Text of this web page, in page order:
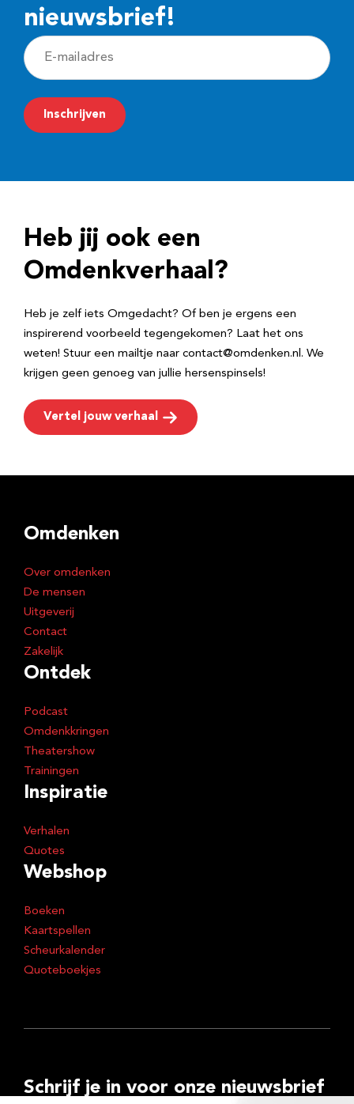
nieuwsbrief!
E
-
m
a
r
e
Inschrijven
Heb jij ook een
Omdenkverhaal?
Heb je zelf iets Omgedacht? Of ben je ergens een
inspirerend voorbeeld tegengekomen? Laat het ons
weten! Stuur een mailtje naar contact@omdenken.nl. We
krijgen geen genoeg van jullie hersenspinsels!
Vertel jouw verhaal
Omdenken
Over omdenken
De mensen
Uitgeverij
Contact
Zakelijk
Ontdek
Podcast
Omdenkkringen
Theatershow
Trainingen
Inspiratie
Verhalen
Quotes
Webshop
Boeken
Kaartspellen
Scheurkalender
Quoteboekjes
Schrijf je in voor onze nieuwsbrief